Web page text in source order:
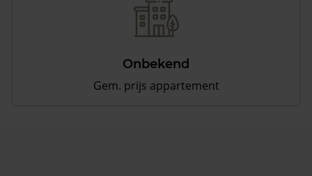
Onbekend
Gem. prijs appartement